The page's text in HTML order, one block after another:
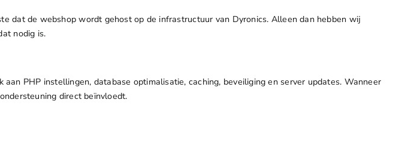
dat de webshop wordt gehost op de infrastructuur van Dyronics. Alleen dan hebben wij
nodig is.
PHP instellingen, database optimalisatie, caching, beveiliging en server updates. Wanneer
direct beïnvloedt.